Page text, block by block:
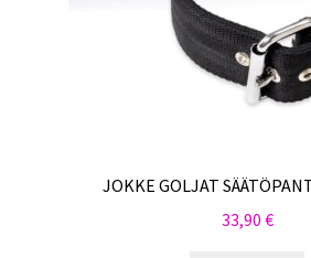
JOKKE GOLJAT
33,90 €